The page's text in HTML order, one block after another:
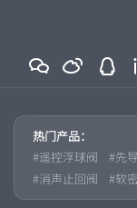
热门产品：
遥控浮球阀
先
消声止回阀
软